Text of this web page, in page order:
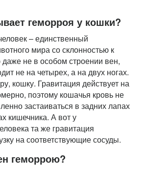
геморроя у кошки?
– единственный
мира со склонностью к
не в особом строении вен,
не на четырех, а на двух ногах.
кошку. Гравитация действует на
поэтому кошачья кровь не
застаиваться в задних лапах
кишечника. А вот у
та же гравитация
на соответствующие сосуды.
геморрою?